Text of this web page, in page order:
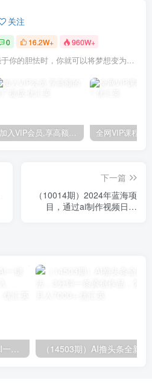
关注
0 16.2W+ 960W+
当你的信念强于你的胆怯时，你就可以将梦想变为现实了
加入VIP会员,享高额的推广提成
下一篇
（10014期）2024年蓝海项
目，通过ai制作视频日入
（10502期）创意无限！AI一键生成漫画视频，每天轻松收入300+，粘贴复制简单操作！